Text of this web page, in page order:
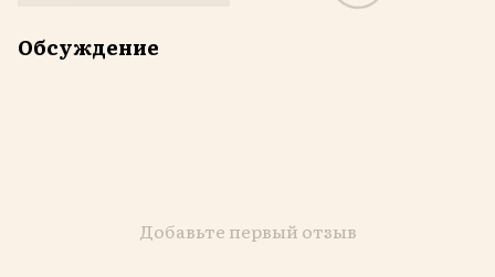
Обсуждение
Добавьте первый отзыв